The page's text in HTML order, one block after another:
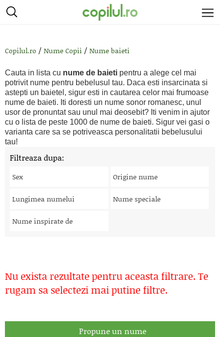
Copilul.ro / Nume Copii / Nume baieti
Cauta in lista cu nume de baieti pentru a alege cel mai
potrivit nume pentru bebelusul tau. Daca esti insarcinata si
astepti un baietel, sigur esti in cautarea celor mai frumoase
nume de baieti. Iti doresti un nume sonor romanesc, unul
usor de pronuntat sau unul mai deosebit? Iti venim in ajutor
cu o lista de peste 1000 de nume de baieti. Sigur vei gasi o
varianta care sa se potriveasca personalitatii bebelusului
tau!
Filtreaza dupa:
Sex Origine nume
Lungimea numelui Nume speciale
Nume inspirate de
Nu exista rezultate pentru aceasta filtrare. Te
rugam sa selectezi mai putine filtre.
Propune un nume